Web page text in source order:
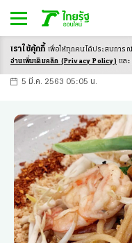
-ก ก ก+
5 มี.ค. 2563 05:05 น.
เราใช้คุ้กกี้ เพื่อให้ทุกคนได้ประสบการ
อ่านเพิ่มเติมคลิก (Privacy Policy) และ